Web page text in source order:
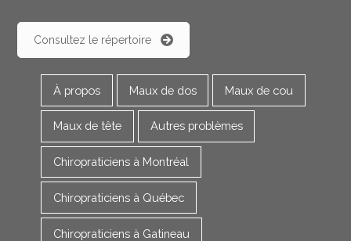
Consultez le répertoire
À propos Maux de dos Maux de cou
Maux de tête Autres problèmes
Chiropraticiens à Montréal
Chiropraticiens à Québec
Chiropraticiens à Gatineau